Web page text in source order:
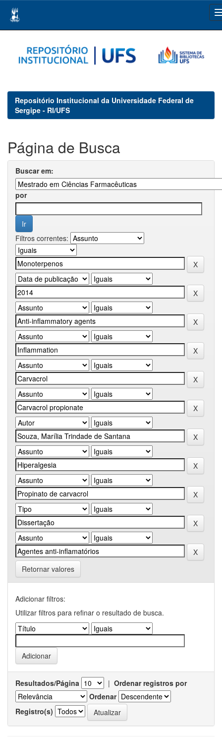
navigation
Repositório Institucional da Universidade Federal de
Sergipe - RI/UFS
Página de Busca
Buscar em:
por
Filtros correntes:
Retornar valores
Adicionar filtros:
Utilizar filtros para refinar o resultado de busca.
Resultados/Página | Ordenar registros por
Ordenar
Registro(s)